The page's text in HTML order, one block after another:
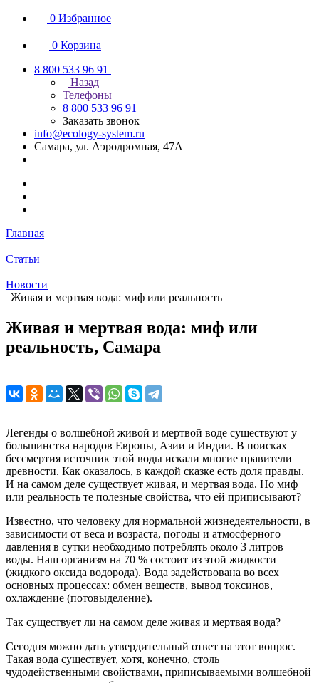
0 Избранное
0 Корзина
8 800 533 96 91
Назад
Телефоны
8 800 533 96 91
Заказать звонок
info@ecology-system.ru
Самара, ул. Аэродромная, 47А
Главная
Статьи
Новости
Живая и мертвая вода: миф или реальность
Живая и мертвая вода: миф или
реальность, Самара
Легенды о волшебной живой и мертвой воде существуют у
большинства народов Европы, Азии и Индии. В поисках
бессмертия источник этой воды искали многие правители
древности. Как оказалось, в каждой сказке есть доля правды.
И на самом деле существует живая, и мертвая вода. Но миф
или реальность те полезные свойства, что ей приписывают?
Известно, что человеку для нормальной жизнедеятельности, в
зависимости от веса и возраста, погоды и атмосферного
давления в сутки необходимо потреблять около 3 литров
воды. Наш организм на 70 % состоит из этой жидкости
(жидкого оксида водорода). Вода задействована во всех
основных процессах: обмен веществ, вывод токсинов,
охлаждение (потовыделение).
Так существует ли на самом деле живая и мертвая вода?
Сегодня можно дать утвердительный ответ на этот вопрос.
Такая вода существует, хотя, конечно, столь
чудодейственными свойствами, приписываемыми волшебной